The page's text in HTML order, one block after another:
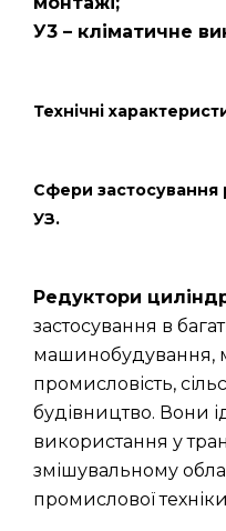
У3 – кліматичне
Технічні
Сфери застосування
УЗ.
Редуктори
застосування в
машинобудування,
промисловість,
будівництво. Вони
використання у
змішувальному
промислової